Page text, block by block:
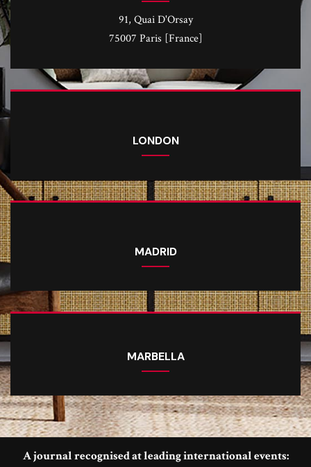
91, Quai D'Orsay
75007 Paris [France]
LONDON
MADRID
MARBELLA
A journal recognised at leading international events: